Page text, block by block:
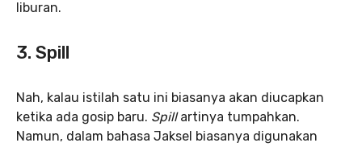
liburan.
3. Spill
Nah, kalau istilah satu ini biasanya akan diucapkan
ketika ada gosip baru. Spillartinya tumpahkan.
Namun, dalam bahasa Jaksel biasanya digunakan